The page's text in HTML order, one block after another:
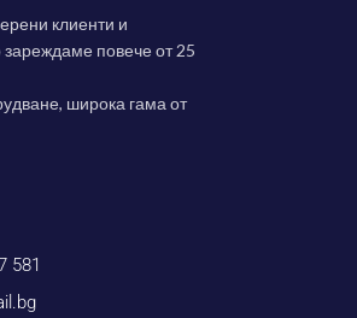
клиенти и
зареждаме повече от 25
широка гама от
581